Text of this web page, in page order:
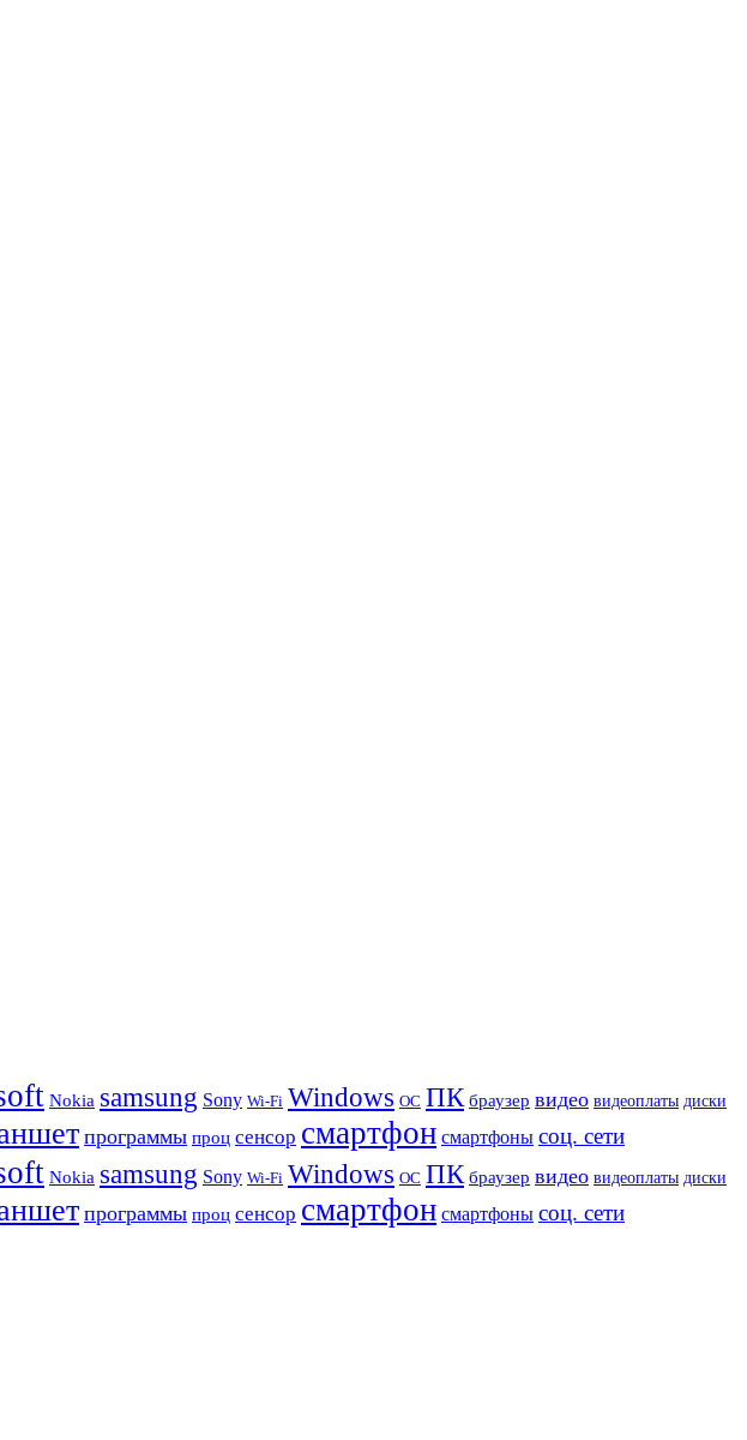
Nokia samsung Sony Wi-Fi Windows ОС ПК браузер видео видеоплаты диски
программы проц сенсор смартфон смартфоны соц. сети
Nokia samsung Sony Wi-Fi Windows ОС ПК браузер видео видеоплаты диски
программы проц сенсор смартфон смартфоны соц. сети